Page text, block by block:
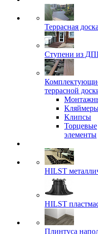
Террасная
Ступени из
террасной
Клипсы
Торцевые
элементы
HILST
HILST
Плинтуса